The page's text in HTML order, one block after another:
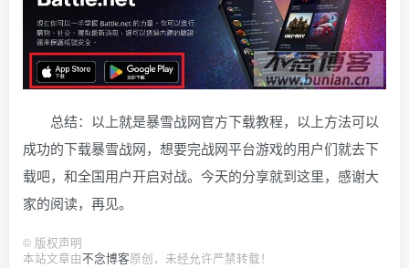
总结：以上就是暴雪战网官方下载教程，以上方法可以
成功的下载暴雪战网，想要完战网平台游戏的用户们就去下
载吧，和全国用户开启对战。今天的分享就到这里，感谢大
家的阅读，再见。
© 版权声明
本站文章由不念博客原创，未经允许严禁转载！